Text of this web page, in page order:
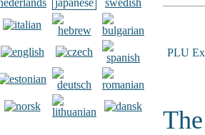
PLU